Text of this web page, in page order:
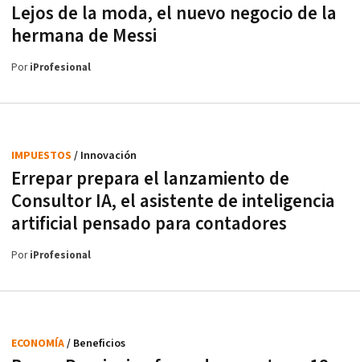
Lejos de la moda, el nuevo negocio de la
hermana de Messi
PoriProfesional
Errepar prepara el lanzamiento de
Consultor IA, el asistente de inteligencia
artificial pensado para contadores
IMPUESTOS / Innovación
PoriProfesional
ECONOMÍA/ Beneficios